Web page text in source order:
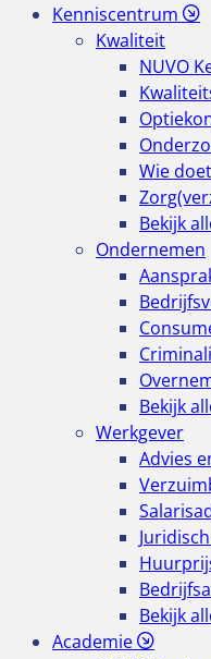
Kenniscentrum
Kwaliteit
NUVO
Wie
Bekijk
Ondernemen
Bekijk
Werkgever
Advies
Bekijk
Academie